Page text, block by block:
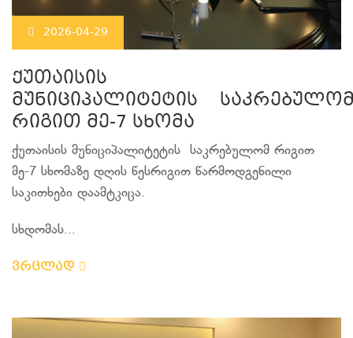
2026-04-29
ქუთაისის
მუნიციპალიტეტის
რიგით მე-7 სხომა
ქუთაისის მუნიციპალიტეტის საკრებულომ რიგით
მე-7 სხომაზე დღის წესრიგით წარმოდგენილი
საკითხები დაამტკიცა.
სხდომას...
ვრცლად